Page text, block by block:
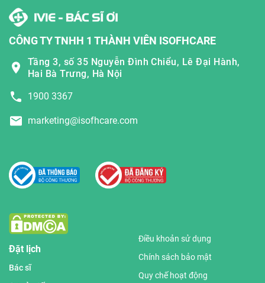
CÔNG TY TNHH 1 THÀNH VIÊN ISOFHCARE
Tầng 3, số 35 Nguyễn Đình Chiểu, Lê Đại Hành,
Hai Bà Trưng, Hà Nội
1900 3367
marketing@isofhcare.com
Đặt lịch
Bác sĩ
Điều khoản sử dụng
Chính sách bảo mật
Quy chế hoạt động